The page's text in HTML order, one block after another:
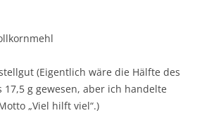
(Eigentlich wäre die Hälfte des
17,5 g gewesen, aber ich handelte
„Viel hilft viel“.)